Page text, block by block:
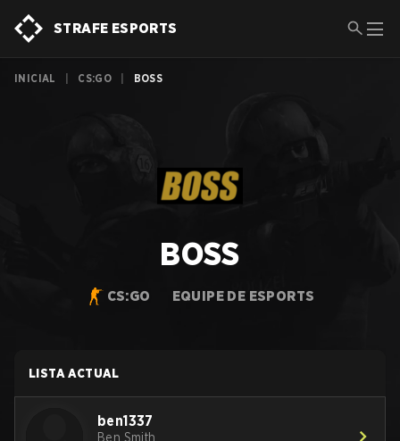
STRAFE ESPORTS
INICIAL CS:GO BOSS
BOSS
CS:GO EQUIPE DE ESPORTS
LISTA ACTUAL
ben1337
Ben Smith